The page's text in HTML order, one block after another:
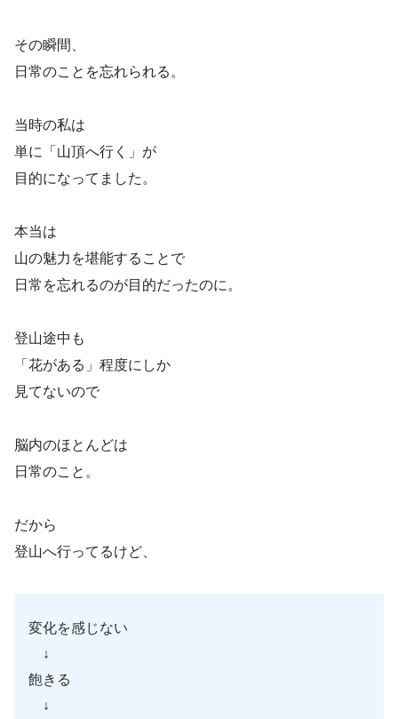
その瞬間、
日常のことを忘れられる。
当時の私は
単に「山頂へ行く」が
目的になってました。
本当は
山の魅力を堪能することで
日常を忘れるのが目的だったのに。
登山途中も
「花がある」程度にしか
見てないので
脳内のほとんどは
日常のこと。
だから
登山へ行ってるけど、
変化を感じない
↓
飽きる
↓